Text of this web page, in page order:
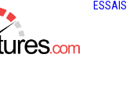
ESSAIS